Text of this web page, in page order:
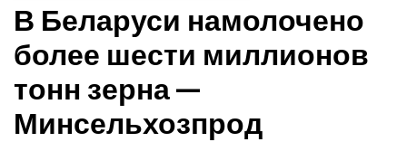
В Беларуси намолочено
более шести миллионов
тонн зерна —
Минсельхозпрод